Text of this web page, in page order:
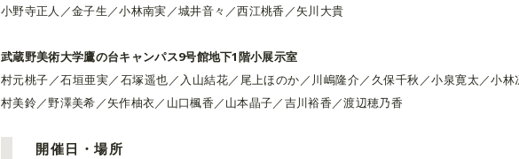
小野寺正人／金子生／小林南実／城井音々／西江桃香／矢川大貴
武蔵野美術大学鷹の台キャンパス9号館地下1階小展示室
村元桃子／石垣亜実／石塚遥也／入山結花／尾上ほのか／川嶋隆介／久保千秋／小泉寛太／小
村美鈴／野澤美希／矢作柚衣／山口楓香／山本晶子／吉川裕香／渡辺穂乃香
開催日・場所